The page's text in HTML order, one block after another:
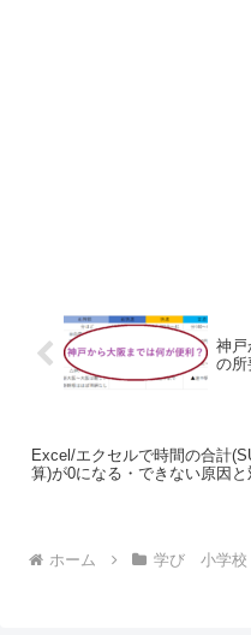
神戸
の所
Excel/エクセルで時間の合計
算)が0になる・できない原因
ホーム 学び 小学校